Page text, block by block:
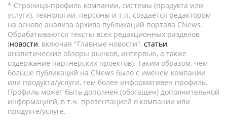
* Страница-профиль компании, системы (продукта или
услуги), технологии, персоны и т.п. создается редактором
на основе анализа архива публикаций портала CNews.
Обрабатываются тексты всех редакционных разделов
(новости, включая "Главные новости", статьи,
аналитические обзоры рынков, интервью, а также
содержание партнёрских проектов). Таким образом, чем
больше публикаций на CNews было с именем компании
или продукта/услуги, тем более информативен профиль.
Профиль может быть дополнен (обогащен) дополнительной
информацией, в т.ч. презентацией о компании или
продукте/услуге.